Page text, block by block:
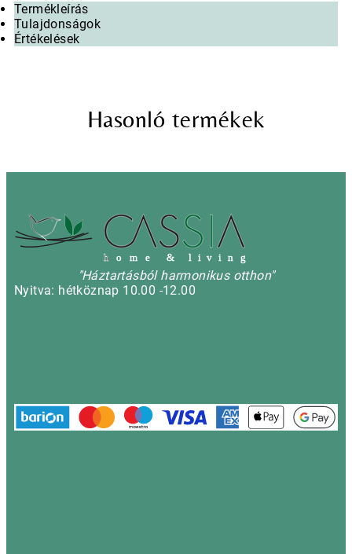
Termékleírás
Tulajdonságok
Értékelések
Hasonló termékek
h o m e & l i v i n g
"Háztartásból harmonikus otthon"
Nyitva: hétköznap 10.00 -12.00